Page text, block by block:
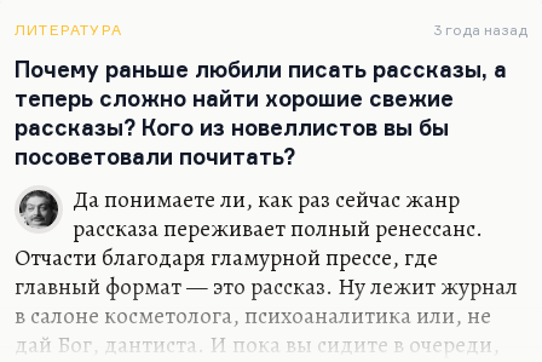
подтексте которых сидела невероятная глубина.
Но Миндадзе в этом плане откровеннее. У него
герои говорят эканиями, мыканиями, намеками,
но структуру, плоть этого диалога приходится
реставрировать так же, как мы реставрируем
плоть мира, плоть диалога, плоть мысли у
Улитина. Кстати, Улицкая и Улитин – это очень…
ЛИТЕРАТУРА 3 года назад
Почему раньше любили писать рассказы, а
теперь сложно найти хорошие свежие
рассказы? Кого из новеллистов вы бы
посоветовали почитать?
Да понимаете ли, как раз сейчас жанр
рассказа переживает полный ренессанс.
Отчасти благодаря гламурной прессе, где
главный формат — это рассказ. Ну лежит журнал
в салоне косметолога, психоаналитика или, не
дай Бог, дантиста. И пока вы сидите в очереди,